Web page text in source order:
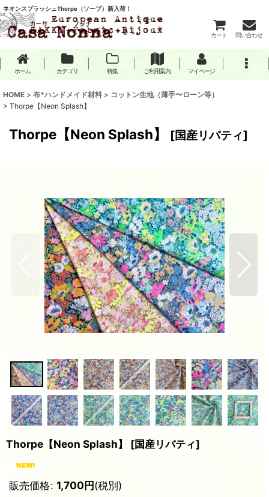
ネオンスプラッシュThorpe（ソープ）新入荷！
カート 問い合わせ
ホーム カテゴリ 特集 ご利用案内 マイページ
HOME > 布*ハンドメイド材料 > コットン生地（薄手〜ローン等）
> Thorpe【Neon Splash】
Thorpe【Neon Splash】 [国産リバティ]
Thorpe【Neon Splash】 [国産リバティ]
販売価格: 1,700円(税別)